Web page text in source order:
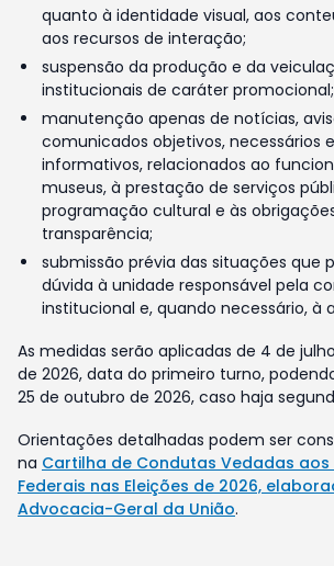
quanto à identidade visual, aos
aos recursos de interação;
suspensão da produção e da
institucionais de caráter promocional;
manutenção apenas de notícias,
comunicados objetivos, necessários
informativos, relacionados ao
museus, à prestação de serviços
programação cultural e às
transparência;
submissão prévia das situações que
dúvida à unidade responsável pela
institucional e, quando necessário, à
As medidas serão aplicadas de 4 de
de 2026, data do primeiro turno,
25 de outubro de 2026, caso haja
Orientações detalhadas podem ser
na Cartilha de Condutas Vedadas aos
Federais nas Eleições de 2026,
Advocacia-Geral da União.